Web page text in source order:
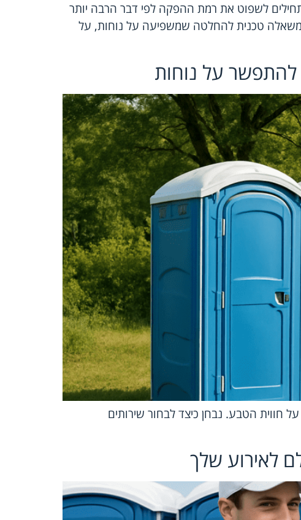
לשפוט את רמת ההפקה לפי דבר הרבה יותר
משאלה טכנית להחלטה שמשפיעה על נוחות, על
להתפשר על נוחות
חווית הטבע. נבחן כיצד לבחור שירותים
לאירוע שלך